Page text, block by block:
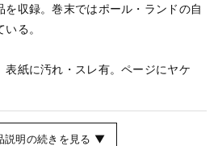
を収録。巻末ではポール・ランドの自
る。
表紙に汚れ・スレ有。ページにヤケ
明の続きを見る ▼